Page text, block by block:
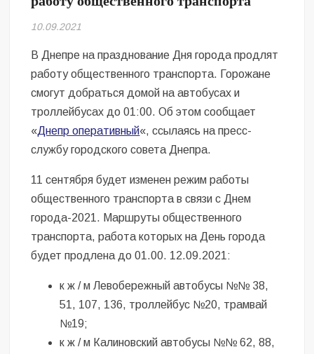
Безугла закликає валити Сирського
сучасну моду
Командувач ВМС Неїжпапа закликав не дестабілізувати ситуацію
навколо керівництва армії
10.09.2021
В Днепре на празднование Дня города продлят
работу общественного транспорта. Горожане
смогут добраться домой на автобусах и
троллейбусах до 01:00. Об этом сообщает
«Днепр оперативный«, ссылаясь на пресс-
службу городского совета Днепра.
11 сентября будет изменен режим работы
общественного транспорта в связи с Днем
города-2021. Маршруты общественного
транспорта, работа которых на День города
будет продлена до 01.00. 12.09.2021:
к ж / м Левобережный автобусы №№ 38,
51, 107, 136, троллейбус №20, трамвай
№19;
к ж / м Калиновский автобусы №№ 62, 88,